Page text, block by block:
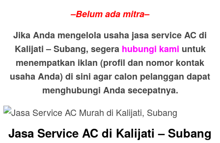
–Belum ada mitra–
Jika Anda mengelola usaha jasa service AC di
Kalijati – Subang, segera hubungi kami untuk
menempatkan iklan (profil dan nomor kontak
usaha Anda) di sini agar calon pelanggan dapat
menghubungi Anda secepatnya.
Jasa Service AC di Kalijati – Subang